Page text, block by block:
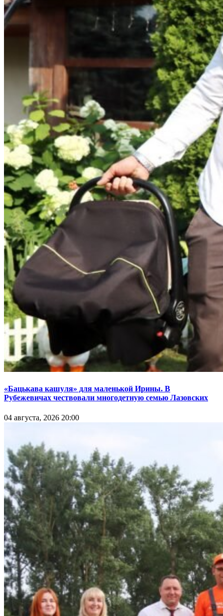
«Бацькава кашуля» для маленькой Ирины. В
Рубежевичах чествовали многодетную семью Лазовских
04 августа, 2026 20:00